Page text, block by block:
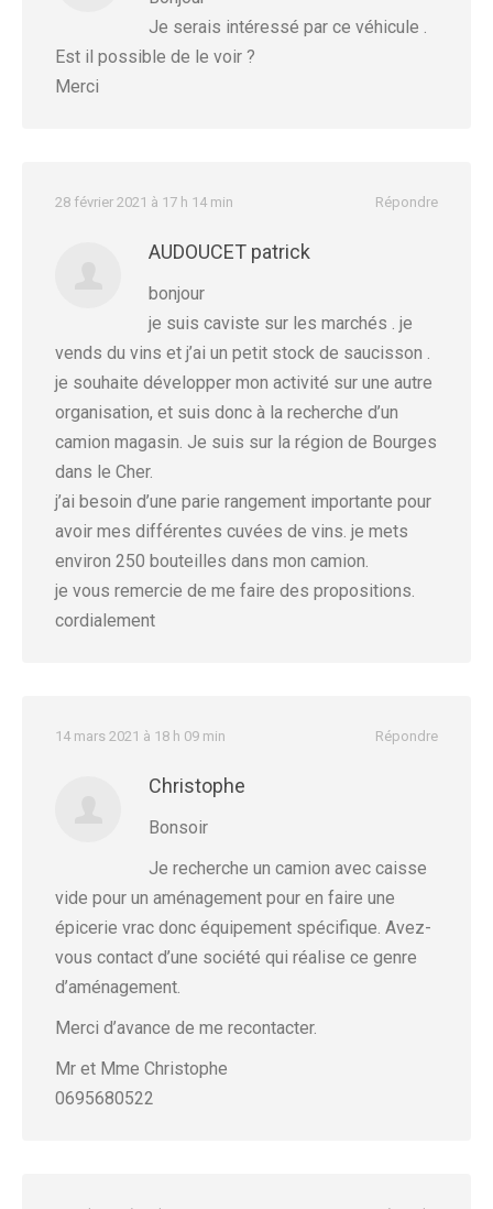
Je serais intéressé par ce véhicule .
Est il possible de le voir ?
Merci
Répondre
28 février 2021 à 17 h 14 min
AUDOUCET patrick
bonjour
je suis caviste sur les marchés . je
vends du vins et j’ai un petit stock de saucisson .
je souhaite développer mon activité sur une autre
organisation, et suis donc à la recherche d’un
camion magasin. Je suis sur la région de Bourges
dans le Cher.
j’ai besoin d’une parie rangement importante pour
avoir mes différentes cuvées de vins. je mets
environ 250 bouteilles dans mon camion.
je vous remercie de me faire des propositions.
cordialement
Répondre
14 mars 2021 à 18 h 09 min
Christophe
Bonsoir
Je recherche un camion avec caisse
vide pour un aménagement pour en faire une
épicerie vrac donc équipement spécifique. Avez-
vous contact d’une société qui réalise ce genre
d’aménagement.
Merci d’avance de me recontacter.
Mr et Mme Christophe
0695680522